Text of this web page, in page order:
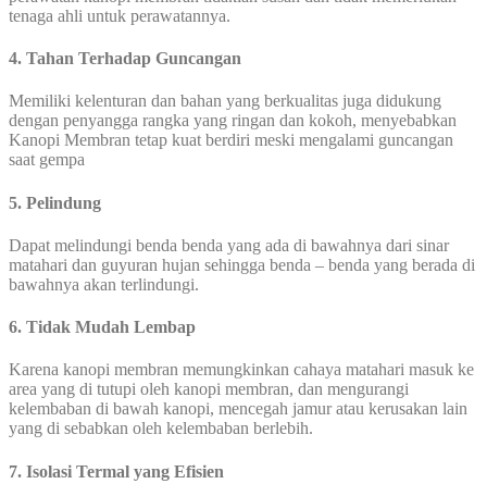
tenaga ahli untuk perawatannya.
4. Tahan Terhadap Guncangan
Memiliki kelenturan dan bahan yang berkualitas juga didukung
dengan penyangga rangka yang ringan dan kokoh, menyebabkan
Kanopi Membran tetap kuat berdiri meski mengalami guncangan
saat gempa
5. Pelindung
Dapat melindungi benda benda yang ada di bawahnya dari sinar
matahari dan guyuran hujan sehingga benda – benda yang berada di
bawahnya akan terlindungi.
6. Tidak Mudah Lembap
Karena kanopi membran memungkinkan cahaya matahari masuk ke
area yang di tutupi oleh kanopi membran, dan mengurangi
kelembaban di bawah kanopi, mencegah jamur atau kerusakan lain
yang di sebabkan oleh kelembaban berlebih.
7. Isolasi Termal yang Efisien